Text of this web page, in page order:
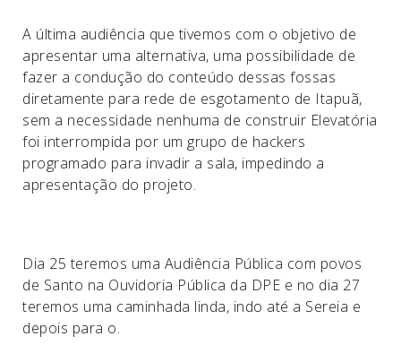
A última audiência que tivemos com o objetivo de
apresentar uma alternativa, uma possibilidade de
fazer a condução do conteúdo dessas fossas
diretamente para rede de esgotamento de Itapuã,
sem a necessidade nenhuma de construir Elevatória
foi interrompida por um grupo de hackers
programado para invadir a sala, impedindo a
apresentação do projeto.
Dia 25 teremos uma Audiência Pública com povos
de Santo na Ouvidoria Pública da DPE e no dia 27
teremos uma caminhada linda, indo até a Sereia e
depois para o.